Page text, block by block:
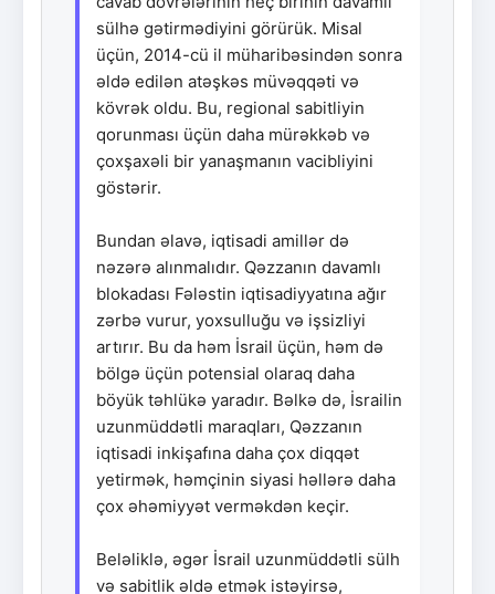
sülhə gətirmədiyini görürük. Misal
üçün, 2014-cü il müharibəsindən sonra
əldə edilən atəşkəs müvəqqəti və
kövrək oldu. Bu, regional sabitliyin
qorunması üçün daha mürəkkəb və
çoxşaxəli bir yanaşmanın vacibliyini
göstərir.
Bundan əlavə, iqtisadi amillər də
nəzərə alınmalıdır. Qəzzanın davamlı
blokadası Fələstin iqtisadiyyatına ağır
zərbə vurur, yoxsulluğu və işsizliyi
artırır. Bu da həm İsrail üçün, həm də
bölgə üçün potensial olaraq daha
böyük təhlükə yaradır. Bəlkə də, İsrailin
uzunmüddətli maraqları, Qəzzanın
iqtisadi inkişafına daha çox diqqət
yetirmək, həmçinin siyasi həllərə daha
çox əhəmiyyət verməkdən keçir.
Beləliklə, əgər İsrail uzunmüddətli sülh
və sabitlik əldə etmək istəyirsə,